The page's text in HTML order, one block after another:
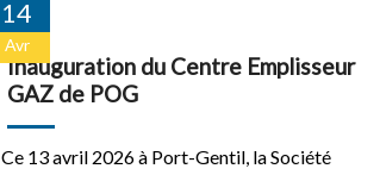
14
Avr
Inauguration du Centre Emplisseur
GAZ de POG
Ce 13 avril 2026 à Port-Gentil, la Société